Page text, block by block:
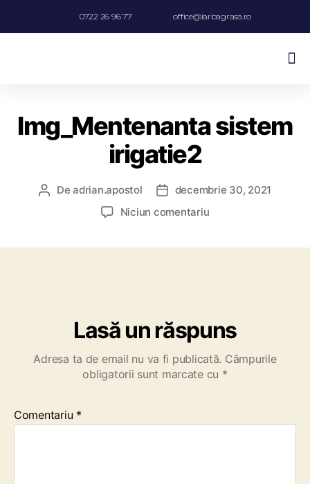
0722 26 96 77 office@iarbagrasa.ro
Img_Mentenanta sistem
irigatie2
Deadrian.apostol
decembrie 30, 2021
Niciun comentariu
Lasă un răspuns
Adresa ta de email nu va fi publicată. Câmpurile
obligatorii sunt marcate cu *
Comentariu *